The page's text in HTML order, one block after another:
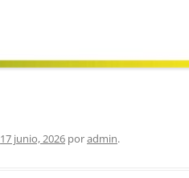
17 junio, 2026 poradmin.